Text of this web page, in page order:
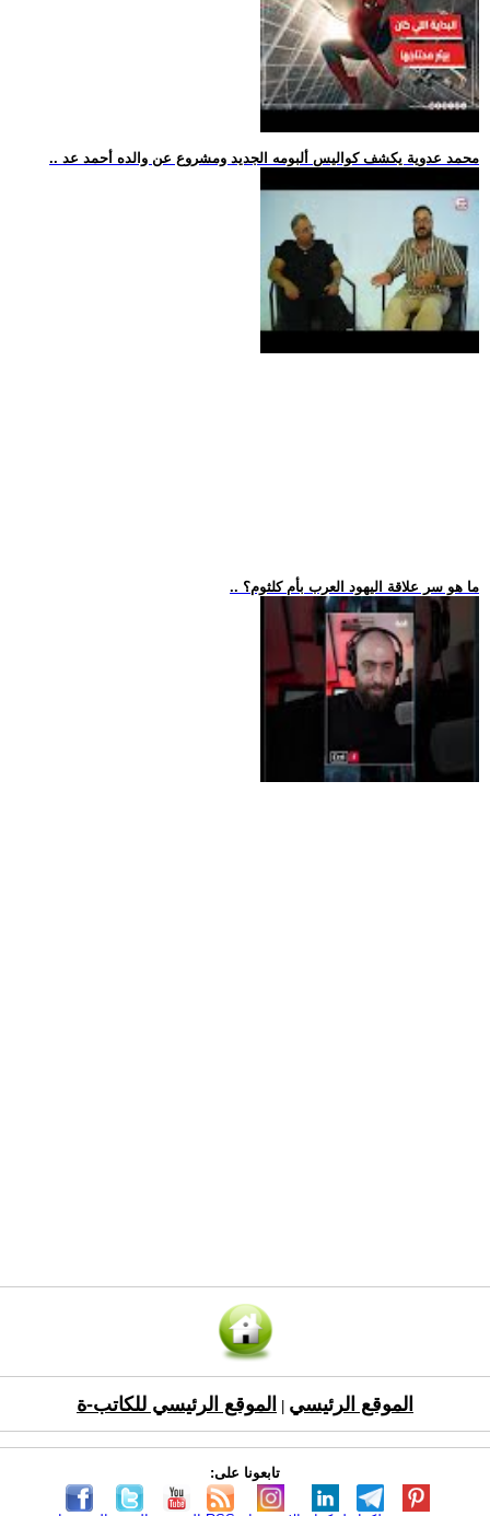
.. محمد عدوية يكشف كواليس ألبومه الجديد ومشروع عن والده أحمد عد
.. ما هو سر علاقة اليهود العرب بأم كلثوم؟
الموقع الرئيسي الموقع الرئيسي للكاتب-ة
تابعونا على: